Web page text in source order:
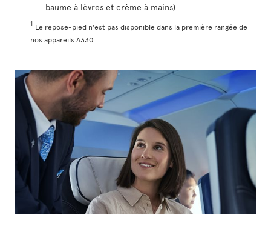
baume à lèvres et crème à mains)
1 Le repose-pied n'est pas disponible dans la première rangée de
nos appareils A330.